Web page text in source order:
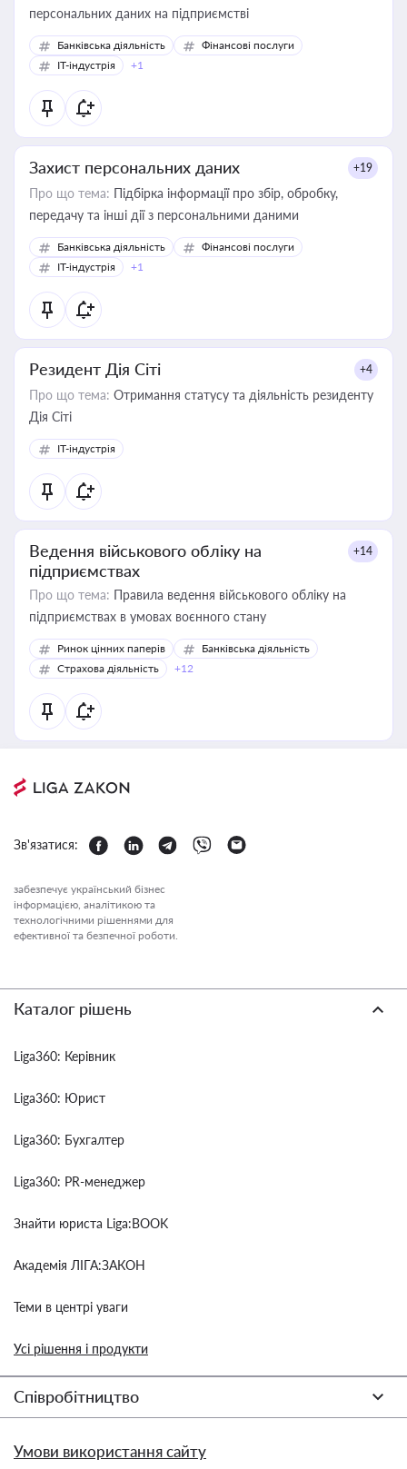
персональних даних на підприємстві
Банківська діяльність
Фінансові послуги
IT-індустрія
+1
Захист персональних даних +19
Про що тема: Підбірка інформації про збір, обробку,
передачу та інші дії з персональними даними
Банківська діяльність
Фінансові послуги
IT-індустрія
+1
Резидент Дія Сіті +4
Про що тема: Отримання статусу та діяльність резиденту
Дія Сіті
IT-індустрія
Ведення військового обліку на
підприємствах
+14
Про що тема: Правила ведення військового обліку на
підприємствах в умовах воєнного стану
Ринок цінних паперів
Банківська діяльність
Страхова діяльність
+12
Зв'язатися:
забезпечує український бізнес
інформацією, аналітикою та
технологічними рішеннями для
ефективної та безпечної роботи.
Каталог рішень
Liga360: Керівник
Liga360: Юрист
Liga360: Бухгалтер
Liga360: PR-менеджер
Знайти юриста Liga:BOOK
Академія ЛІГА:ЗАКОН
Теми в центрі уваги
Усі рішення і продукти
Співробітництво
Умови використання сайту